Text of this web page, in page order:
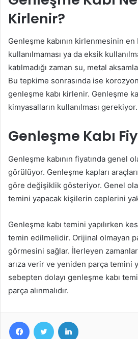
Kirlenir?
Genleşme kabının kirlenmesinin
kullanılmaması ya da eksik
katılmadığı zaman su, metal
Bu tepkime sonrasında ise
genleşme kabı kirlenir. Genleşme
kimyasalların kullanılması gerekiyor.
Genleşme Kabı
Genleşme kabının fiyatında genel
görülüyor. Genleşme kapları
göre değişiklik gösteriyor. Genel
temini yapacak kişilerin ceplerini
Genleşme kabı temini yapılırken
temin edilmelidir. Orijinal olmayan
görmesini sağlar. İlerleyen
arıza verir ve yeniden parça temini
sebepten dolayı genleşme kabı
parça alınmalıdır.